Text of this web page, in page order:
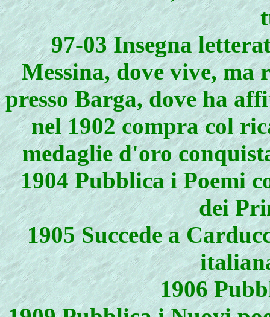
97-03 Insegna
Messina, dove vive, ma
presso Barga, dove ha
nel 1902 compra col
medaglie d'oro
1904 Pubblica i Poemi
dei
1905 Succede a
1906